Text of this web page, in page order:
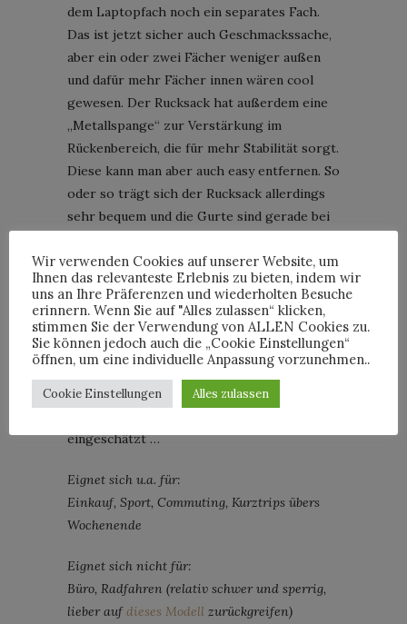
dem Laptopfach noch ein separates Fach.
Das ist jetzt sicher auch Geschmackssache,
aber ein oder zwei Fächer weniger außen
und dafür mehr Fächer innen wären cool
gewesen. Der Rucksack hat außerdem eine
„Metallspange“ zur Verstärkung im
Rückenbereich, die für mehr Stabilität sorgt.
Diese kann man aber auch easy entfernen. So
oder so trägt sich der Rucksack allerdings
sehr bequem und die Gurte sind gerade bei
FREITAG, allerdings ist das Schließen des
Rucksacks etwas komplizierter als bei
FREITAG.
Kleiner Realitycheck am Ende. Die Website
sagt: „Pack für bis zu fünf Tage … “. Ich weiß
nicht wie das Produktteam von Horizn so
eingeschätzt …
Eignet sich u.a. für:
Einkauf, Sport, Commuting, Kurztrips übers
Wochenende
Eignet sich nicht für:
Büro, Radfahren (relativ schwer und sperrig,
lieber aufdieses Modell zurückgreifen)
Wir verwenden Cookies auf unserer Website, um
Ihnen das relevanteste Erlebnis zu bieten, indem wir
uns an Ihre Präferenzen und wiederholten Besuche
erinnern. Wenn Sie auf "Alles zulassen“ klicken,
stimmen Sie der Verwendung von ALLEN Cookies zu.
Sie können jedoch auch die „Cookie Einstellungen“
öffnen, um eine individuelle Anpassung vorzunehmen..
Cookie Einstellungen Alles zulassen